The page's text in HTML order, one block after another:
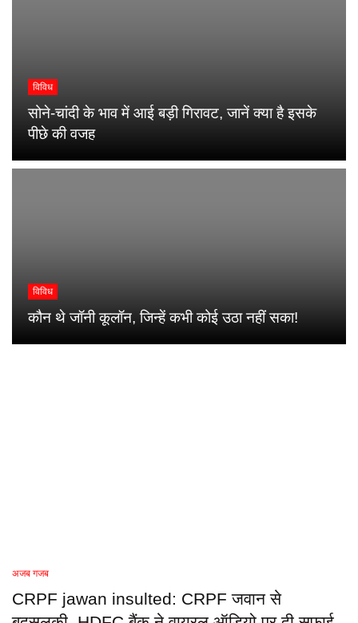
विविध
सोने-चांदी के भाव में आई बड़ी गिरावट, जानें क्या है इसके
पीछे की वजह
विविध
कौन थे जॉनी कूलॉन, जिन्हें कभी कोई उठा नहीं सका!
अजब गजब
CRPF jawan insulted: CRPF जवान से